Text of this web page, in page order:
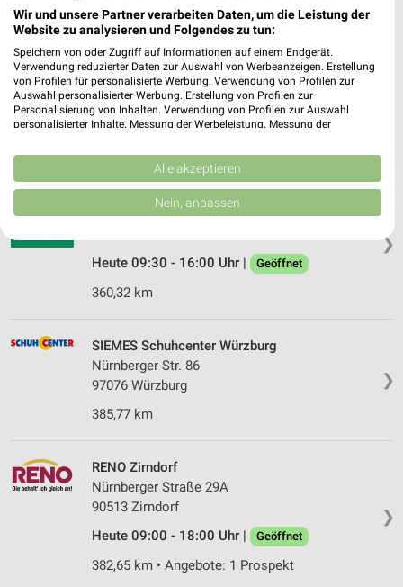
Wassertrüdinger Straße 59
91550 Dinkelsbühl
Heute 09:00 - 18:00 Uhr | Geöffnet
❯
DEICHMANN Wachenroth
Anton-Murk-Straße 2
Heute 09:30 - 16:00 Uhr |
Geöffnet
360,32 km
❯
SIEMES Schuhcenter Würzburg
Nürnberger Str. 86
97076 Würzburg
385,77 km
❯
RENO Zirndorf
Nürnberger Straße 29A
90513 Zirndorf
Heute 09:00 - 18:00 Uhr |
Geöffnet
382,65 km • Angebote: 1 Prospekt
Wir und unsere Partner verarbeiten Daten, um die Leistung der
Website zu analysieren und Folgendes zu tun:
Speichern von oder Zugriff auf Informationen auf einem Endgerät.
Verwendung reduzierter Daten zur Auswahl von Werbeanzeigen. Erstellung
von Profilen für personalisierte Werbung. Verwendung von Profilen zur
Auswahl personalisierter Werbung. Erstellung von Profilen zur
Personalisierung von Inhalten. Verwendung von Profilen zur Auswahl
personalisierter Inhalte. Messung der Werbeleistung. Messung der
Kombinationen von Daten aus verschiedenen Quellen. Entwicklung und
Verbesserung der Angebote. Verwendung reduzierter Daten zur Auswahl
von Inhalten.
Daten können außerhalb der Europäischen Union weitergegeben und in die
Website/App.
Partnerliste anzeigen (1 IAB-Anbieter)
Wir nutzen Ihre Daten für folgende Zwecke:
Speichern von oder Zugriff auf Informationen
auf einem Endgerät
Verwendung reduzierter Daten zur Auswahl von
Werbeanzeigen
Werbung
Verwendung von Profilen zur Auswahl
personalisierter Werbung
Erstellung von Profilen zur Personalisierung
von Inhalten
Alle akzeptieren
Nein, anpassen